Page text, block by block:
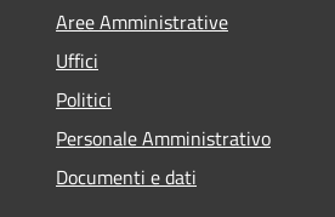
Aree Amministrative
Uffici
Politici
Personale Amministrativo
Documenti e dati